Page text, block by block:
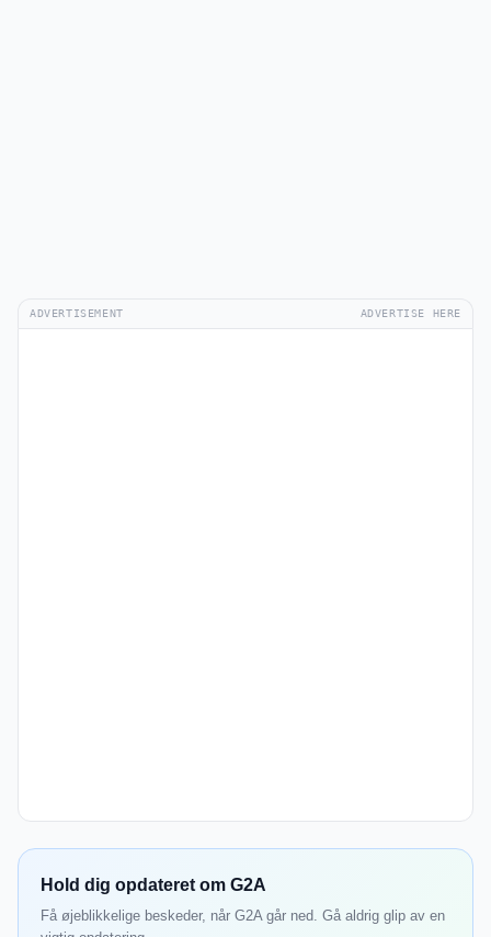
ADVERTISEMENT ADVERTISE HERE
Hold dig opdateret om G2A
Få øjeblikkelige beskeder, når G2A går ned. Gå aldrig glip av en